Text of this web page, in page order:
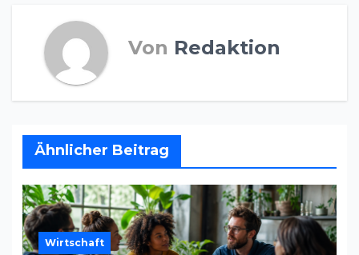
Von Redaktion
Ähnlicher Beitrag
Wirtschaft